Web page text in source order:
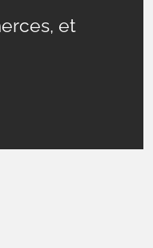
et